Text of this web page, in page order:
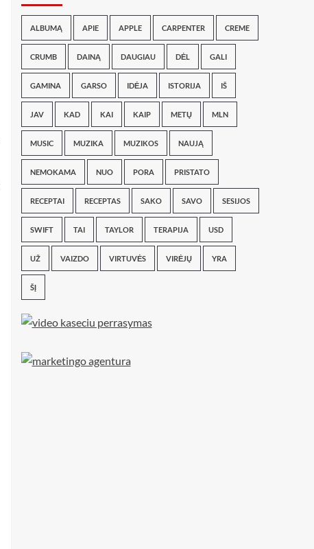
ALBUMĄ APIE APPLE CARPENTER CREME
CRUMB DAINĄ DAUGIAU DĖL GALI
GAMINA GARSO IDĖJA ISTORIJA IŠ
JAV KAD KAI KAIP METŲ MLN
MUSIC MUZIKA MUZIKOS NAUJĄ
NEMOKAMA NUO PORA PRISTATO
RECEPTAI RECEPTAS SAKO SAVO SESIJOS
SWIFT TAI TAYLOR TERAPIJA USD
UŽ VAIZDO VIRTUVĖS VIRĖJŲ YRA
ŠĮ